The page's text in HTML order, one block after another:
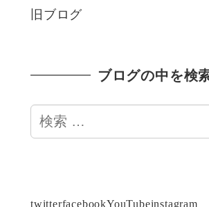
旧ブログ
ブログの中を検
検
索
twitterfacebookYouTubeinstagram